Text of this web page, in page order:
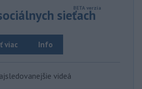
sieťach
Info
viac
videá